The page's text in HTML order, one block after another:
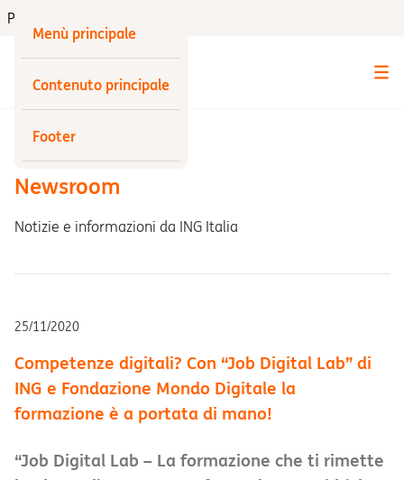
Menù principale
Contenuto principale
Footer
Privati
Newsroom
Notizie e informazioni da ING Italia
25/11/2020
Competenze digitali? Con “Job Digital Lab” di
ING e Fondazione Mondo Digitale la
formazione è a portata di mano!
“Job Digital Lab – La formazione che ti rimette